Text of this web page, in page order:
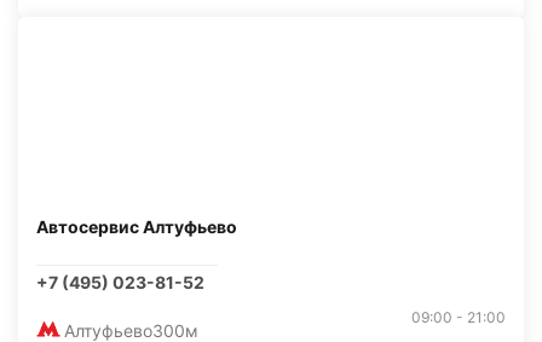
Автосервис Алтуфьево
+7 (495) 023-81-52
Алтуфьево300м
09:00 - 21:00